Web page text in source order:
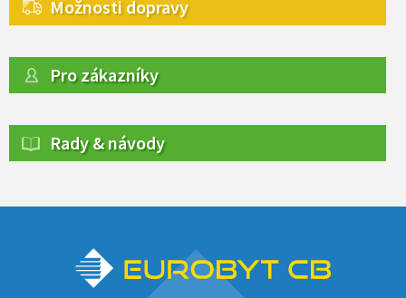
Možnosti dopravy
Pro zákazníky
Rady & návody